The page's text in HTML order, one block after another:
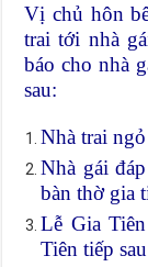
Vị chủ hôn
trai tới nhà
báo cho nhà
sau:
Nhà trai
Nhà gái
bàn thờ gia
Lễ Gia
Tiên tiếp